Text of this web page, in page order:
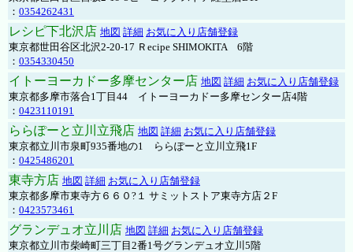
： 0354262431
レシピ下北沢店 地図 詳細 お気に入り店舗登録
東京都世田谷区北沢2-20-17 Ｒecipe SHIMOKITA 6階
： 0354330450
イトーヨーカドー多摩センター店 地図 詳細 お気に入り店舗登録
東京都多摩市落合1丁目44 イトーヨーカドー多摩センター店4階
： 0423110191
ららぽーと立川立飛店 地図 詳細 お気に入り店舗登録
東京都立川市泉町935番地の1 ららぽーと立川立飛1F
： 0425486201
東寺方店 地図 詳細 お気に入り店舗登録
東京都多摩市東寺方６６０?１ サミットストア東寺方店２F
： 0423573461
グランデュオ立川店 地図 詳細 お気に入り店舗登録
東京都立川市柴崎町三丁目2番1号グランデュオ立川5階